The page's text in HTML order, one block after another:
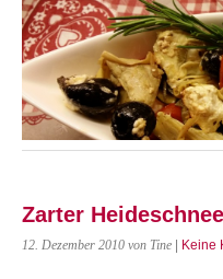
Zarter Heideschnee
12. Dezember 2010 von Tine | Keine